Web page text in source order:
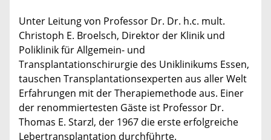
Unter Leitung von Professor Dr. Dr. h.c. mult.
Christoph E. Broelsch, Direktor der Klinik und
Poliklinik für Allgemein- und
Transplantationschirurgie des Uniklinikums Essen,
tauschen Transplantationsexperten aus aller Welt
Erfahrungen mit der Therapiemethode aus. Einer
der renommiertesten Gäste ist Professor Dr.
Thomas E. Starzl, der 1967 die erste erfolgreiche
Lebertransplantation durchführte.